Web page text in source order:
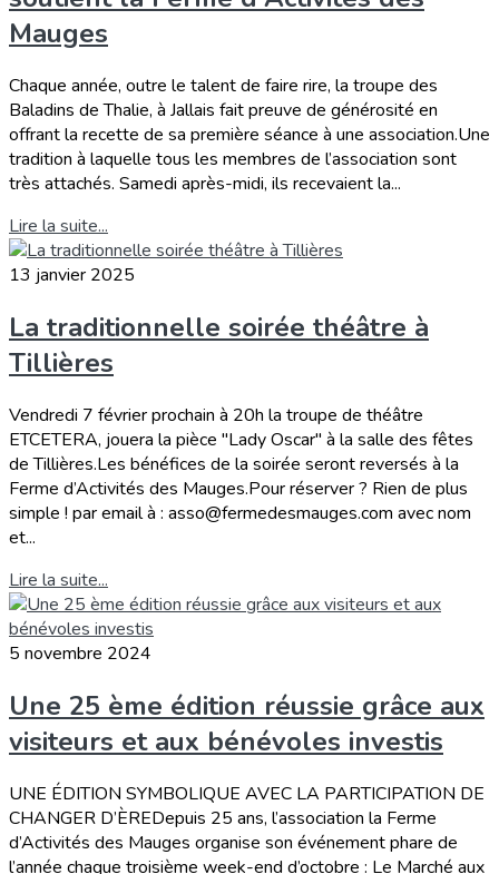
Mauges
Chaque année, outre le talent de faire rire, la troupe des
Baladins de Thalie, à Jallais fait preuve de générosité en
offrant la recette de sa première séance à une association.Une
tradition à laquelle tous les membres de l’association sont
très attachés. Samedi après-midi, ils recevaient la...
Lire la suite...
13 janvier 2025
La traditionnelle soirée théâtre à
Tillières
Vendredi 7 février prochain à 20h la troupe de théâtre
ETCETERA, jouera la pièce "Lady Oscar" à la salle des fêtes
de Tillières.Les bénéfices de la soirée seront reversés à la
Ferme d’Activités des Mauges.Pour réserver ? Rien de plus
simple ! par email à : asso@fermedesmauges.com avec nom
et...
Lire la suite...
5 novembre 2024
Une 25 ème édition réussie grâce aux
visiteurs et aux bénévoles investis
UNE ÉDITION SYMBOLIQUE AVEC LA PARTICIPATION DE
CHANGER D’ÈREDepuis 25 ans, l’association la Ferme
d’Activités des Mauges organise son événement phare de
l’année chaque troisième week-end d’octobre : Le Marché aux